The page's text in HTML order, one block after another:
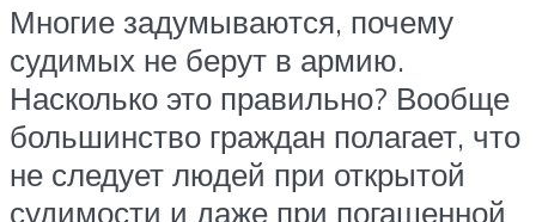
Многие задумываются, почему
судимых не берут в армию.
Насколько это правильно? Вообще
большинство граждан полагает, что
не следует людей при открытой
судимости и даже при погашенной